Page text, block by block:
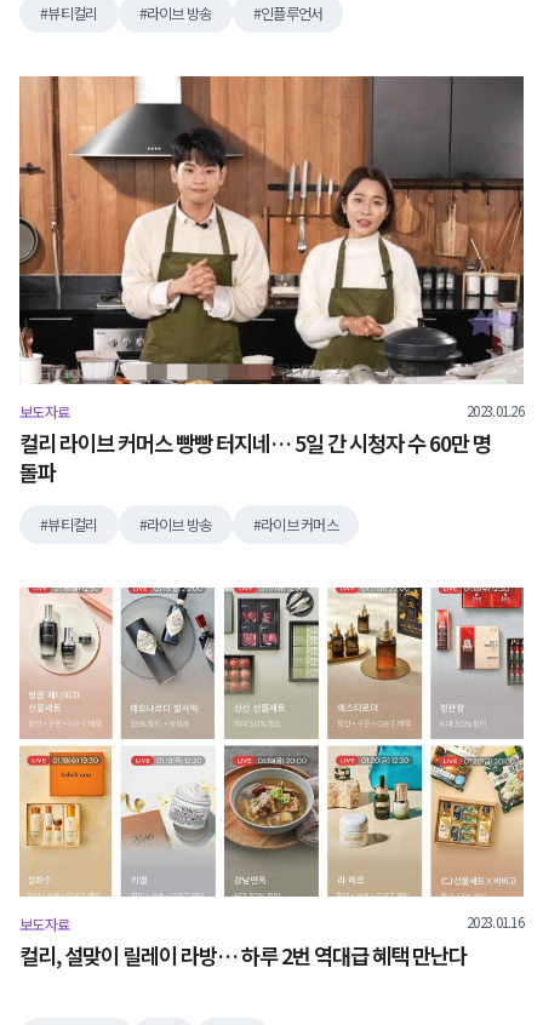
뷰티컬리 라이브 방송 인플루언서
보도자료 2023.01.26
컬리 라이브 커머스 빵빵 터지네… 5일 간 시청자 수 60만 명
돌파
뷰티컬리 라이브 방송 라이브 커머스
보도자료 2023.01.16
컬리, 설맞이 릴레이 라방… 하루 2번 역대급 혜택 만난다